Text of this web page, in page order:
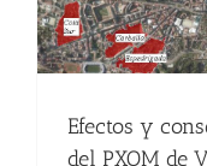
Efectos y
del PXOM de